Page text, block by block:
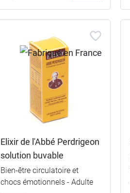
Elixir de l'Abbé Perdrigeon
solution buvable
Bien-être circulatoire et
chocs émotionnels - Adulte